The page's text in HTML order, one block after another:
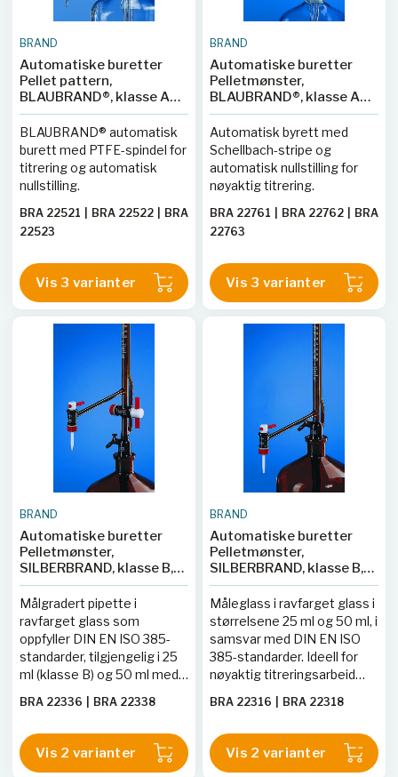
BRAND
Automatiske buretter
Pellet pattern,
BLAUBRAND®, klasse AS,
DE-M, uten
mellomliggende
stoppekran, lateral
ventilkran, blå
Schellbach-stripe
BLAUBRAND® automatisk
burett med PTFE-spindel for
titrering og automatisk
nullstilling.
BRA 22521 BRA 22522
BRA
22523
Vis 3 varianter
BRAND
Automatiske buretter
Pelletmønster,
BLAUBRAND®, klasse AS,
DE-M, med
mellomstoppekran, PTFE-
nøkkel, lateral ventilkran,
blå Schellbach-stripe
Automatisk byrett med
Schellbach-stripe og
automatisk nullstilling for
nøyaktig titrering.
BRA 22761 BRA 22762
BRA
22763
Vis 3 varianter
BRAND
Automatiske buretter
Pelletmønster,
SILBERBRAND, klasse B,
rav, med
mellomstoppekran,
sidestoppekran, PTFE-
nøkkel
Målgradert pipette i
ravfarget glass som
oppfyller DIN EN ISO 385-
standarder, tilgjengelig i 25
ml (klasse B) og 50 ml med
nøyaktig titreringsarbeid.
BRA 22336 BRA 22338
Vis 2 varianter
BRAND
Automatiske buretter
Pelletmønster,
SILBERBRAND, klasse B,
rav, sideventilkran, PTFE-
nøkkel
Måleglass i ravfarget glass i
størrelsene 25 ml og 50 ml, i
samsvar med DIN EN ISO
385-standarder. Ideell for
nøyaktig titreringsarbeid
BRA 22316 BRA 22318
Vis 2 varianter